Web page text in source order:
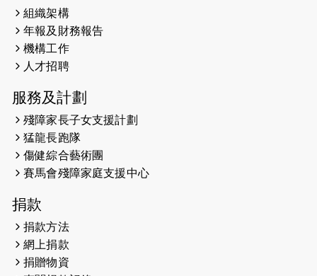
2026-05-22
2026-05-21
2026-05-14
（19:00開始）
2026-05-07
開始）
2026-04-30
2026-04-25
組織架構
年報及財務報告
機構工作
人才招聘
服務及計劃
殘障家長子女支援計劃
猛龍長跑隊
傷健綜合藝術團
賽馬會殘障家庭支援中心
捐款
捐款方法
網上捐款
捐贈物資